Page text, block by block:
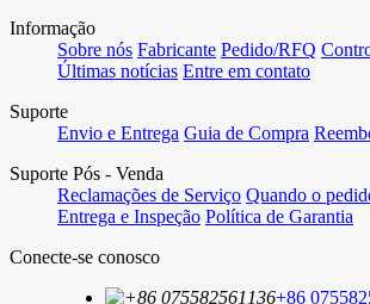
Informação
Sobre nós Fabricante Pedido/RFQ
Últimas notícias Entre em contato
Suporte
Envio e Entrega Guia de Compra
Suporte Pós - Venda
Reclamações de Serviço Quando o
Entrega e Inspeção Política de Garantia
Conecte-se conosco
+86